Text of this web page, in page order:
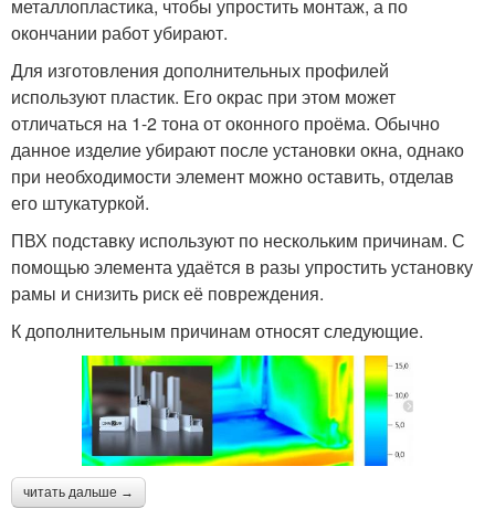
металлопластика, чтобы упростить монтаж, а по
окончании работ убирают.
Для изготовления дополнительных профилей
используют пластик. Его окрас при этом может
отличаться на 1-2 тона от оконного проёма. Обычно
данное изделие убирают после установки окна, однако
при необходимости элемент можно оставить, отделав
его штукатуркой.
ПВХ подставку используют по нескольким причинам. С
помощью элемента удаётся в разы упростить установку
рамы и снизить риск её повреждения.
К дополнительным причинам относят следующие.
читать дальше →